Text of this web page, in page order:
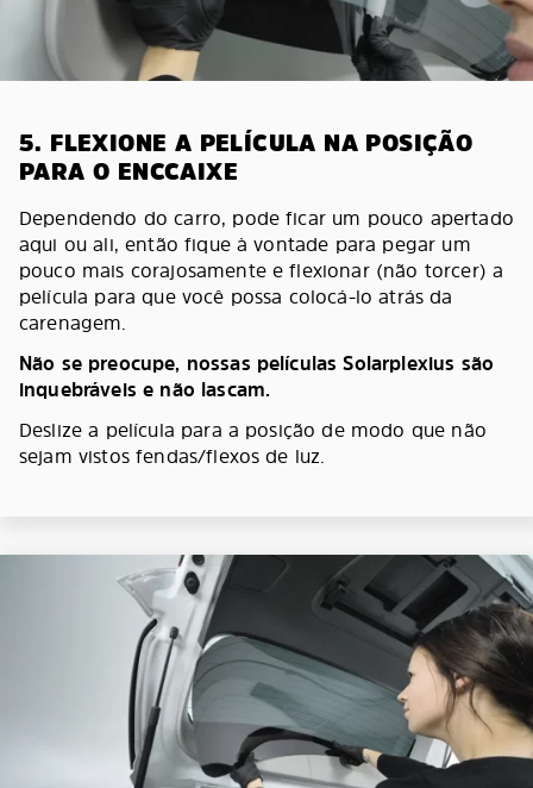
5. FLEXIONE A PELÍCULA NA POSIÇÃO
PARA O ENCCAIXE
Dependendo do carro, pode ficar um pouco apertado
aqui ou ali, então fique à vontade para pegar um
pouco mais corajosamente e flexionar (não torcer) a
película para que você possa colocá-lo atrás da
carenagem.
Não se preocupe, nossas películas Solarplexius são
inquebráveis e não lascam.
Deslize a película para a posição de modo que não
sejam vistos fendas/flexos de luz.